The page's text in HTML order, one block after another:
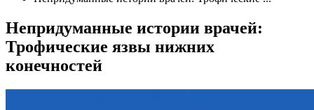
Непридуманные истории врачей:
Трофические язвы нижних
конечностей